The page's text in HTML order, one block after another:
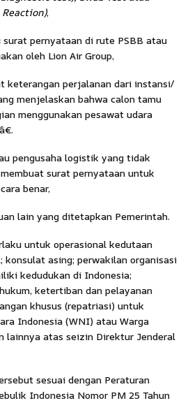
,
pernyataan di rute PSBB atau
oleh Lion Air Group,
perjalanan dari instansi/
menjelaskan bahwa calon tamu
menggunakan pesawat udara
pengusaha logistik yang tidak
surat pernyataan untuk
benar,
lain yang ditetapkan Pemerintah.
untuk operasional kedutaan
konsulat asing; perwakilan organisasi
kedudukan di Indonesia;
ketertiban dan pelayanan
khusus (repatriasi) untuk
Indonesia (WNI) atau Warga
lainnya atas seizin Direktur Jenderal
sesuai dengan Peraturan
Indonesia Nomor PM 25 Tahun